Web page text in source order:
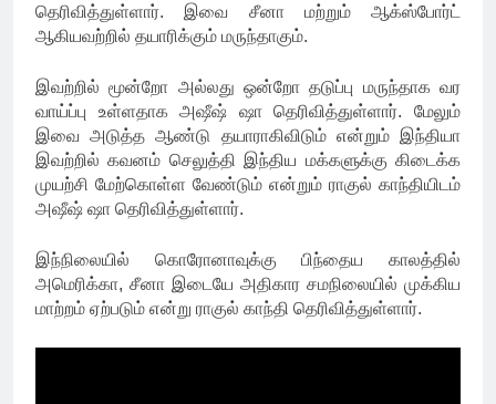
தெரிவித்துள்ளார். இவை சீனா மற்றும் ஆக்ஸ்போர்ட்
ஆகியவற்றில் தயாரிக்கும் மருந்தாகும்.
இவற்றில் மூன்றோ அல்லது ஒன்றோ தடுப்பு மருந்தாக வர
வாய்ப்பு உள்ளதாக அஷீஷ் ஷா தெரிவித்துள்ளார். மேலும்
இவை அடுத்த ஆண்டு தயாராகிவிடும் என்றும் இந்தியா
இவற்றில் கவனம் செலுத்தி இந்திய மக்களுக்கு கிடைக்க
முயற்சி மேற்கொள்ள வேண்டும் என்றும் ராகுல் காந்தியிடம்
அஷீஷ் ஷா தெரிவித்துள்ளார்.
இந்நிலையில் கொரோனாவுக்கு பிந்தைய காலத்தில்
அமெரிக்கா, சீனா இடையே அதிகார சமநிலையில் முக்கிய
மாற்றம் ஏற்படும் என்று ராகுல் காந்தி தெரிவித்துள்ளார்.